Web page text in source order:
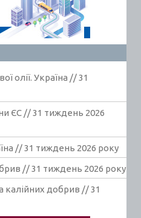
олії. Україна // 31
ЄС // 31 тиждень 2026
// 31 тиждень 2026 року
// 31 тиждень 2026 року
калійних добрив // 31